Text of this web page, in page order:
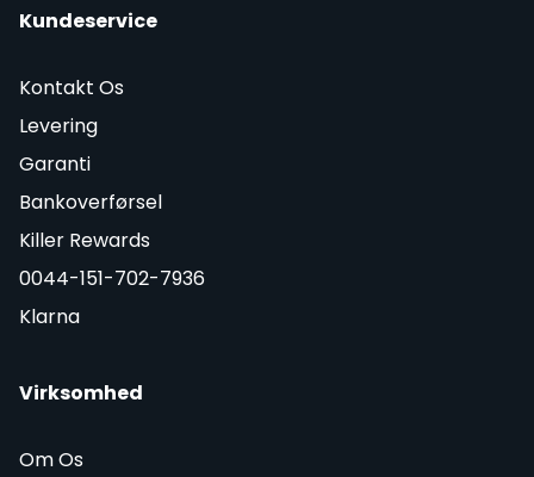
Kundeservice
Kontakt Os
Levering
Garanti
Bankoverførsel
Killer Rewards
0044-151-702-7936
Klarna
Virksomhed
Om Os